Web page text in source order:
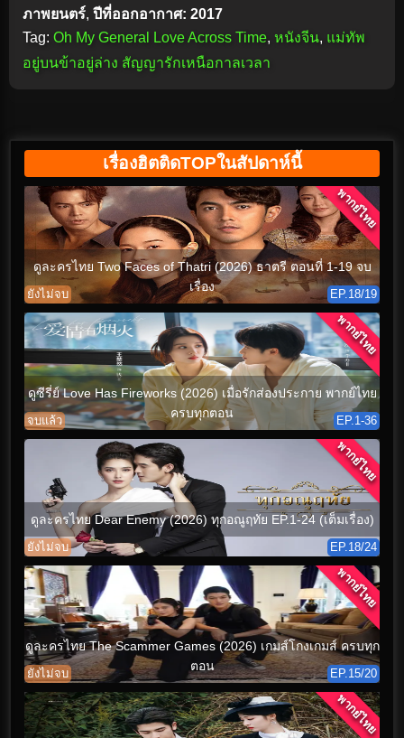
ภาพยนตร์, ปีที่ออกอากาศ: 2017
Tag: Oh My General Love Across Time, หนังจีน, แม่ทัพ
อยู่บนข้าอยู่ล่าง สัญญารักเหนือกาลเวลา
เรื่องฮิตติดTOPในสัปดาห์นี้
ดูละครไทย Two Faces of Thatri (2026) ธาตรี ตอนที่ 1-19 จบ
เรื่อง
ยังไม่จบ EP.18/19
พากย์ไทย
ดูซีรี่ย์ Love Has Fireworks (2026) เมื่อรักส่องประกาย พากย์ไทย
ครบทุกตอน
จบแล้ว EP.1-36
พากย์ไทย
ดูละครไทย Dear Enemy (2026) ทุกอณูฤทัย EP.1-24 (เต็มเรื่อง)
ยังไม่จบ EP.18/24
พากย์ไทย
ดูละครไทย The Scammer Games (2026) เกมส์โกงเกมส์ ครบทุก
ตอน
ยังไม่จบ EP.15/20
พากย์ไทย
พากย์ไทย